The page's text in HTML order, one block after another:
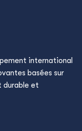
international
basées sur
durable et